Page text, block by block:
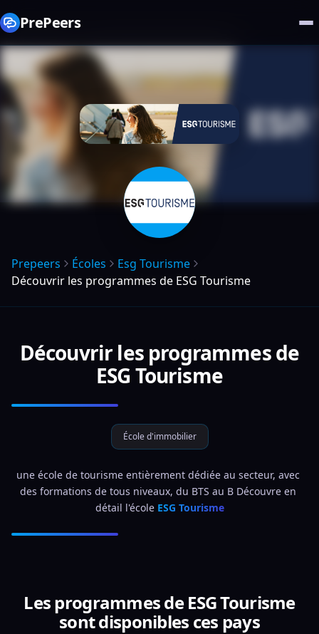
PrePeers
Prepeers Écoles
Esg Tourisme
Découvrir les programmes de ESG Tourisme
Découvrir les programmes de
ESG Tourisme
École d'immobilier
une école de tourisme entièrement dédiée au secteur, avec
des formations de tous niveaux, du BTS au B Découvre en
détail l'école ESG Tourisme
Les programmes de ESG Tourisme
sont disponibles ces pays